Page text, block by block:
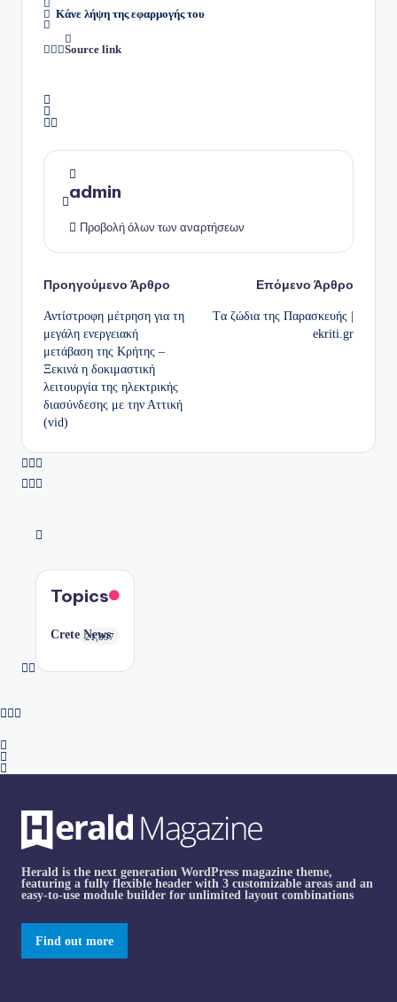
Κάνε λήψη της εφαρμογής του
Source link
admin
Προβολή όλων των αναρτήσεων
Πλοήγηση
δημοσιεύσεων
Προηγούμενο Άρθρο
Αντίστροφη μέτρηση για τη
μεγάλη ενεργειακή
μετάβαση της Κρήτης –
Ξεκινά η δοκιμαστική
λειτουργία της ηλεκτρικής
διασύνδεσης με την Αττική
(vid)
Επόμενο Άρθρο
Tα ζώδια της Παρασκευής |
ekriti.gr
Topics
Crete News
21,897
Herald is the next generation WordPress magazine theme,
featuring a fully flexible header with 3 customizable areas and an
easy-to-use module builder for unlimited layout combinations
Find out more